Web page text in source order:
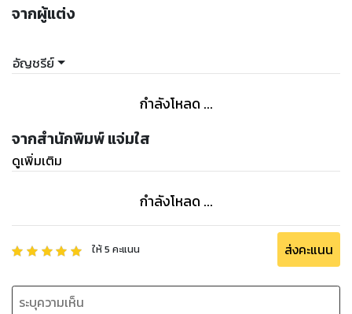
จากผู้แต่ง
อัญชรีย์
กำลังโหลด ...
จากสำนักพิมพ์ แจ่มใส
ดูเพิ่มเติม
กำลังโหลด ...
ให้5 คะแนน ส่งคะแนน